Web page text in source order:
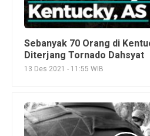
Sebanyak 70 Orang di
Diterjang Tornado Dahsyat
13 Des 2021 - 11:55 WIB